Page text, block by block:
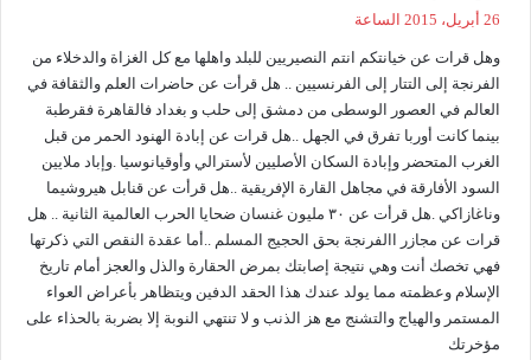
ل
26 أبريل، 2015 الساعة
وهل قرات عن خيانتكم انتم النصيريين للبلد واهلها مع كل الغزاة والدخلاء من
الفرنجة إلى التتار إلى الفرنسيين .. هل قرأت عن حاضرات العلم والثقافة في
العالم في العصور الوسطى من دمشق إلى حلب و بغداد فالقاهرة فقرطبة
بينما كانت أوربا تفرق في الجهل ..هل قرات عن إبادة الهنود الحمر من قبل
الغرب المتحضر وإبادة السكان الأصليين لأسترالي وأوقيانوسيا .وإباد ملايين
السود الأفارقة في مجاهل القارة الإفريقية ..هل قرأت عن قنابل هيروشيما
وناغازاكي .هل قرأت عن ٣٠ مليون غنسان ضحايا الحرب العالمية الثانية .. هل
قرات عن مجازر االفرنجة بحق الحجيج المسلم ..أما عقدة النقص التي ذكرتها
فهي تخصك أنت وهي نتيجة إصابتك بمرض الحقارة والذل والعجز أمام تاريخ
الإسلام وعظمته مما يولد عندك هذا الحقد الدفين ويتظاهر بأعراض العواء
المستمر والهياج والتشنج مع هز الذنب و لا تنتهي النوبة إلا بضربة بالحذاء على
مؤخرتك